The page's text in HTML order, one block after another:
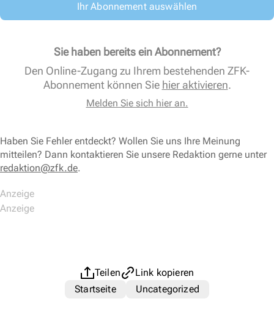
Ihr Abonnement auswählen
Sie haben bereits ein Abonnement?
Den Online-Zugang zu Ihrem bestehenden ZFK-
Abonnement können Sie hier aktivieren.
Melden Sie sich hier an.
Haben Sie Fehler entdeckt? Wollen Sie uns Ihre Meinung
mitteilen? Dann kontaktieren Sie unsere Redaktion gerne unter
redaktion@zfk.de.
Teilen
Link kopieren
Startseite
Uncategorized